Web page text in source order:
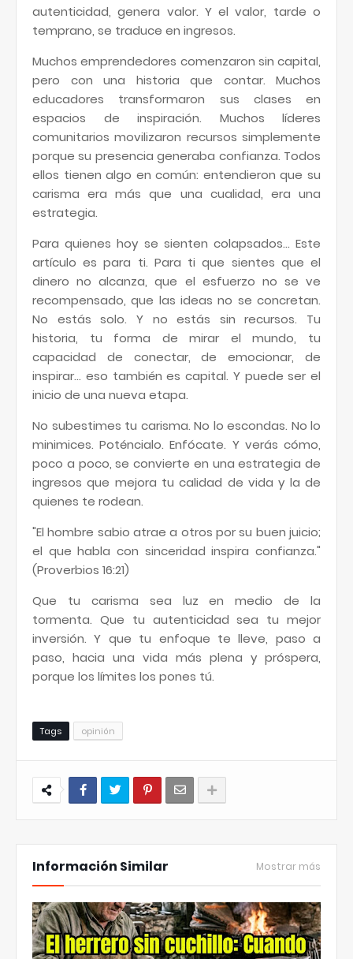
autenticidad, genera valor. Y el valor, tarde o
temprano, se traduce en ingresos.
Muchos emprendedores comenzaron sin capital,
pero con una historia que contar. Muchos
educadores transformaron sus clases en
espacios de inspiración. Muchos líderes
comunitarios movilizaron recursos simplemente
porque su presencia generaba confianza. Todos
ellos tienen algo en común: entendieron que su
carisma era más que una cualidad, era una
estrategia.
Para quienes hoy se sienten colapsados... Este
artículo es para ti. Para ti que sientes que el
dinero no alcanza, que el esfuerzo no se ve
recompensado, que las ideas no se concretan.
No estás solo. Y no estás sin recursos. Tu
historia, tu forma de mirar el mundo, tu
capacidad de conectar, de emocionar, de
inspirar… eso también es capital. Y puede ser el
inicio de una nueva etapa.
No subestimes tu carisma. No lo escondas. No lo
minimices. Poténcialo. Enfócate. Y verás cómo,
poco a poco, se convierte en una estrategia de
ingresos que mejora tu calidad de vida y la de
quienes te rodean.
"El hombre sabio atrae a otros por su buen juicio;
el que habla con sinceridad inspira confianza."
(Proverbios 16:21)
Que tu carisma sea luz en medio de la
tormenta. Que tu autenticidad sea tu mejor
inversión. Y que tu enfoque te lleve, paso a
paso, hacia una vida más plena y próspera,
porque los límites los pones tú.
Tags opinión
Información Similar Mostrar más